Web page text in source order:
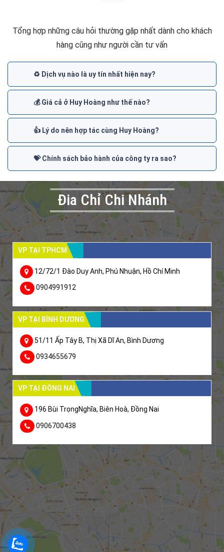
Tổng hợp những câu hỏi thường gặp nhất dành cho khách
hàng cũng như người cần tư vấn
♻️ Dịch vụ nào là uy tín nhất hiện nay?
💰 Giá cả ở Huy Hoàng như thế nào?
👍 Lý do nên hợp tác cùng Huy Hoàng?
💝 Chính sách bảo hành của công ty ra sao?
Đia Chỉ Chi Nhánh
VP TẠI TPHCM
12/72/1 Đào Duy Anh, Phú Nhuận, Hồ Chí Minh
0904991912
VP TẠI BÌNH DƯƠNG
51/11 Ấp Tây B, Thị Xã Dĩ An, Bình Dương
0934655679
VP TẠI ĐỒNG NAI
196 Bùi TrọngNghĩa, Biên Hoà, Đồng Nai
0906700438